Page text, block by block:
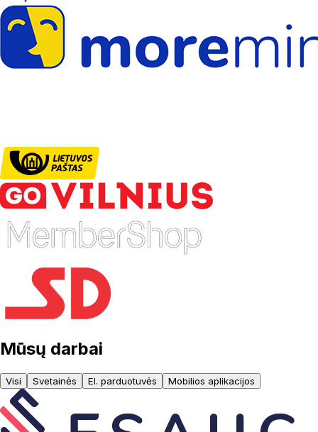
Mūsų darbai
Visi Svetainės El. parduotuvės Mobilios aplikacijos